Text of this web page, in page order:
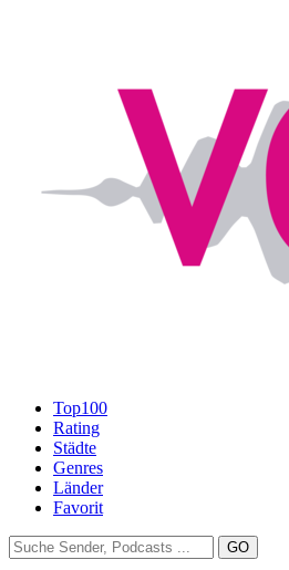
Top100
Rating
Städte
Genres
Länder
Favorit
GO